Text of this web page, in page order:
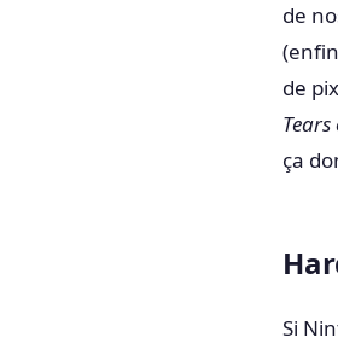
de
de
ça
Si